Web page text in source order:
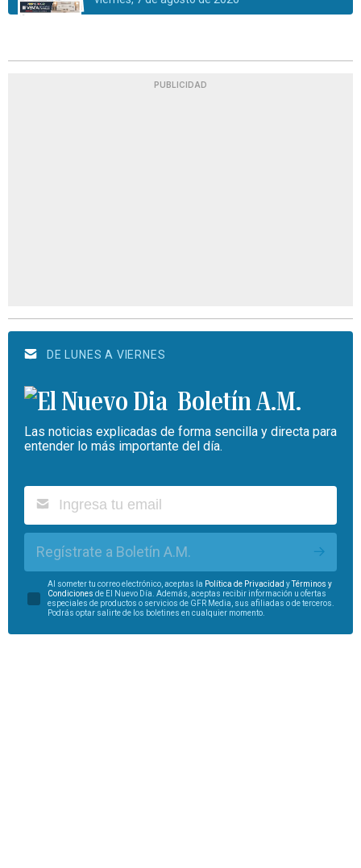
PUBLICIDAD
DE LUNES A VIERNES
Boletín A.M.
Las noticias explicadas de forma sencilla y directa para
entender lo más importante del día.
Regístrate a Boletín A.M.
Al someter tu correo electrónico, aceptas la Política de Privacidad yTérminos y
Condiciones de El Nuevo Día. Además, aceptas recibir información u ofertas
especiales de productos o servicios de GFR Media, sus afiliadas o de terceros.
Podrás optar salirte de los boletines en cualquier momento.